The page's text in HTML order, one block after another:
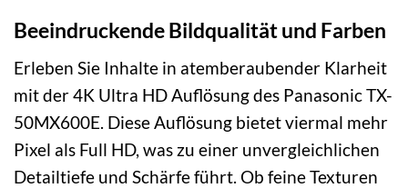
Beeindruckende Bildqualität und Farben
Erleben Sie Inhalte in atemberaubender Klarheit
mit der 4K Ultra HD Auflösung des Panasonic TX-
50MX600E. Diese Auflösung bietet viermal mehr
Pixel als Full HD, was zu einer unvergleichlichen
Detailtiefe und Schärfe führt. Ob feine Texturen